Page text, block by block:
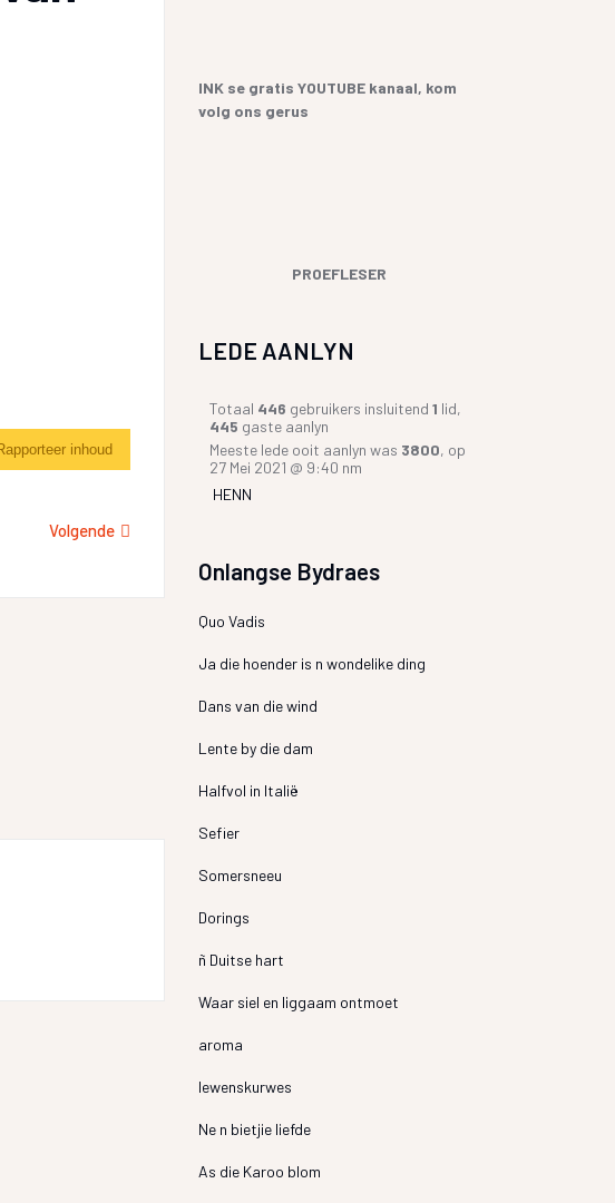
HELDE UIT DIE GESKIEDENIS
DEUR HENNING VAN
‘N KOPKRAPPERY OOR KOPPELTEKENS
PLAGIAAT/LETTERDIEFSTAL
inhoud
Volgende
INK se gratis YOUTUBE kanaal, kom
volg ons gerus
PROEFLESER
LEDE AANLYN
Totaal 446 gebruikers insluitend 1 lid,
445 gaste aanlyn
Meeste lede ooit aanlyn was 3800, op
27 Mei 2021 @ 9:40 nm
HENN
Onlangse Bydraes
Quo Vadis
Ja die hoender is n wondelike ding
Dans van die wind
Lente by die dam
Halfvol in Italië
Sefier
Somersneeu
Dorings
ñ Duitse hart
Waar siel en liggaam ontmoet
aroma
lewenskurwes
Ne n bietjie liefde
As die Karoo blom